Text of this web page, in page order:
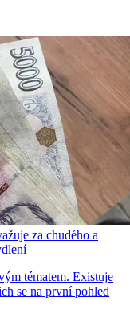
za chudého a
tématem. Existuje
se na první pohled